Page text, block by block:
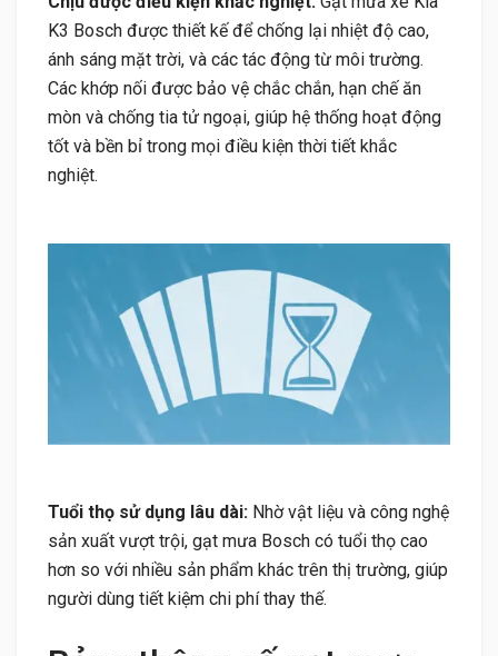
K3 Bosch được thiết kế để chống lại nhiệt độ cao,
ánh sáng mặt trời, và các tác động từ môi trường.
Các khớp nối được bảo vệ chắc chắn, hạn chế ăn
mòn và chống tia tử ngoại, giúp hệ thống hoạt động
tốt và bền bỉ trong mọi điều kiện thời tiết khắc
nghiệt.
Tuổi thọ sử dụng lâu dài: Nhờ vật liệu và công nghệ
sản xuất vượt trội, gạt mưa Bosch có tuổi thọ cao
hơn so với nhiều sản phẩm khác trên thị trường, giúp
người dùng tiết kiệm chi phí thay thế.